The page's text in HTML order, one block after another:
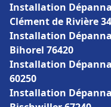
Installation
Clément de Rivière
Installation
Bihorel 76420
Installation
60250
Installation